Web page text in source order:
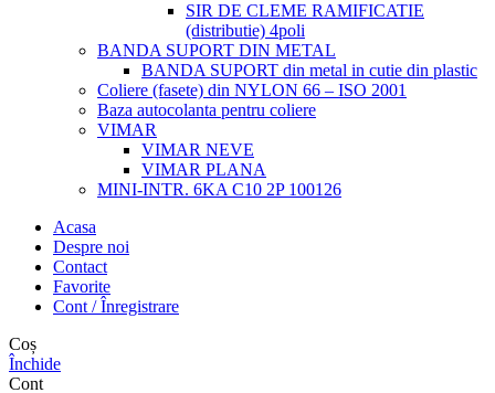
SIR DE CLEME RAMIFICATIE
(distributie) 4poli
BANDA SUPORT DIN METAL
BANDA SUPORT din metal in cutie din plastic
Coliere (fasete) din NYLON 66 – ISO 2001
Baza autocolanta pentru coliere
VIMAR
VIMAR NEVE
VIMAR PLANA
MINI-INTR. 6KA C10 2P 100126
Acasa
Despre noi
Contact
Favorite
Cont / Înregistrare
Coș
Închide
Cont